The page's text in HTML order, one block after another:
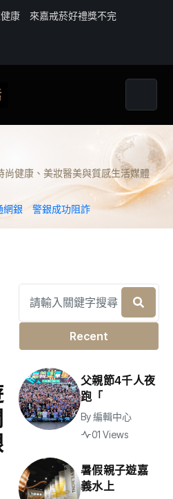
健康 來嘉戒菸好禮獎不完
尚健康、美妝醫美與質感生活媒體
網銀 警銀成功阻詐
Recent
父親節4千人夜
跑「
By編輯中心
01 Views
暑假親子遊嘉
義水上